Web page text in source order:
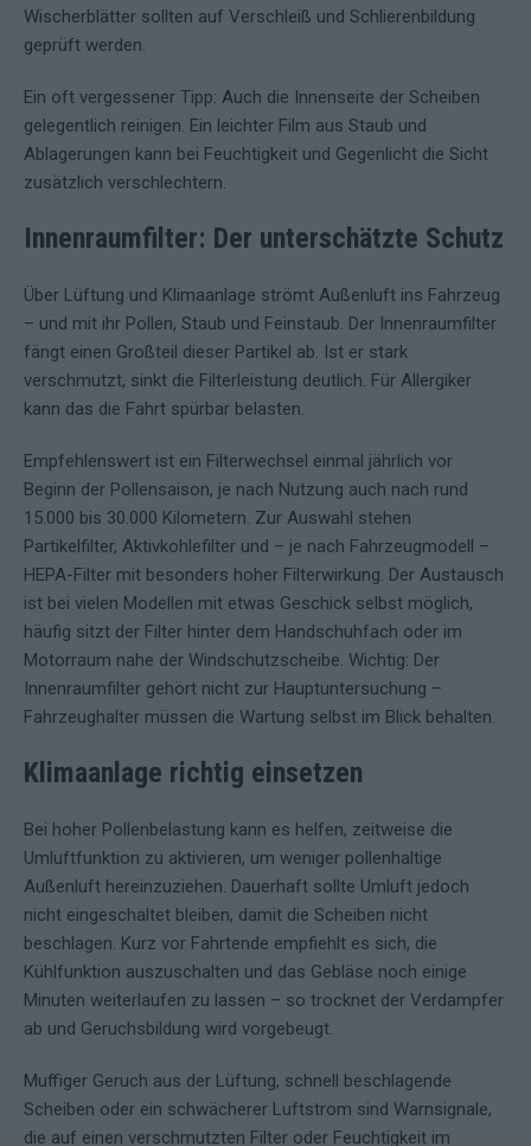
Wischerblätter sollten auf Verschleiß und Schlierenbildung
geprüft werden.
Ein oft vergessener Tipp: Auch die Innenseite der Scheiben
gelegentlich reinigen. Ein leichter Film aus Staub und
Ablagerungen kann bei Feuchtigkeit und Gegenlicht die Sicht
zusätzlich verschlechtern.
Innenraumfilter: Der unterschätzte Schutz
Über Lüftung und Klimaanlage strömt Außenluft ins Fahrzeug
– und mit ihr Pollen, Staub und Feinstaub. Der Innenraumfilter
fängt einen Großteil dieser Partikel ab. Ist er stark
verschmutzt, sinkt die Filterleistung deutlich. Für Allergiker
kann das die Fahrt spürbar belasten.
Empfehlenswert ist ein Filterwechsel einmal jährlich vor
Beginn der Pollensaison, je nach Nutzung auch nach rund
15.000 bis 30.000 Kilometern. Zur Auswahl stehen
Partikelfilter, Aktivkohlefilter und – je nach Fahrzeugmodell –
HEPA-Filter mit besonders hoher Filterwirkung. Der Austausch
ist bei vielen Modellen mit etwas Geschick selbst möglich,
häufig sitzt der Filter hinter dem Handschuhfach oder im
Motorraum nahe der Windschutzscheibe. Wichtig: Der
Innenraumfilter gehört nicht zur Hauptuntersuchung –
Fahrzeughalter müssen die Wartung selbst im Blick behalten.
Klimaanlage richtig einsetzen
Bei hoher Pollenbelastung kann es helfen, zeitweise die
Umluftfunktion zu aktivieren, um weniger pollenhaltige
Außenluft hereinzuziehen. Dauerhaft sollte Umluft jedoch
nicht eingeschaltet bleiben, damit die Scheiben nicht
beschlagen. Kurz vor Fahrtende empfiehlt es sich, die
Kühlfunktion auszuschalten und das Gebläse noch einige
Minuten weiterlaufen zu lassen – so trocknet der Verdampfer
ab und Geruchsbildung wird vorgebeugt.
Muffiger Geruch aus der Lüftung, schnell beschlagende
Scheiben oder ein schwächerer Luftstrom sind Warnsignale,
die auf einen verschmutzten Filter oder Feuchtigkeit im